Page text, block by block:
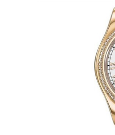
市沈河区中街路137号亨得利名
市沈河区中街路83号亨得利名
木齐市天山区红山路26号时代
市鹿城区锦绣路1067号置信广
滨市道里区友谊西路600号富力
市中山区人民路15号国际金融大
市禅城区季华五路57号万科金
市东城街道鸿福东路1号民盈国
市梁溪区人民中路139号恒隆广